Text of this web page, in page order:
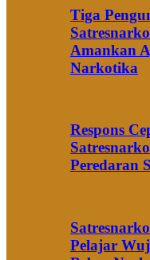
Tiga
Amankan
Narkotika
Respons
Peredaran
Pelajar